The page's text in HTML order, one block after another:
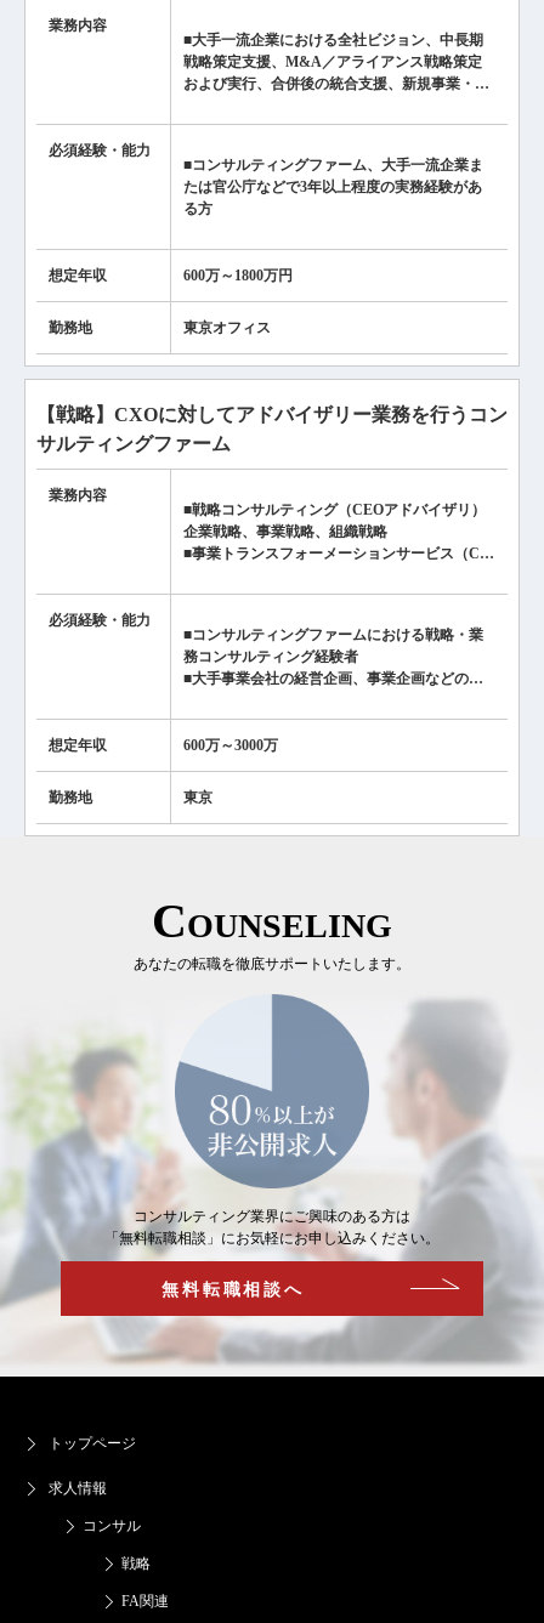
業務内容
■大手一流企業における全社ビジョン、中長期
戦略策定支援、M&A／アライアンス戦略策定
および実行、合併後の統合支援、新規事業・…
必須経験・ 能力
■コンサルティングファーム、大手一流企業ま
たは官公庁などで3年以上程度の実務経験があ
る方
想定年収 600万～1800万円
勤務地 東京オフィス
【戦略】CXOに対してアドバイザリー業務を行うコン
サルティングファーム
業務内容
■戦略コンサルティング（CEOアドバイザリ）
企業戦略、事業戦略、組織戦略
■事業トランスフォーメーションサービス（C…
必須経験・ 能力
■コンサルティングファームにおける戦略・業
務コンサルティング経験者
■大手事業会社の経営企画、事業企画などの…
想定年収 600万～3000万
勤務地 東京
Counseling
あなたの転職を徹底サポートいたします。
コンサルティング業界にご興味のある方は
「無料転職相談」にお気軽にお申し込みください。
無料転職相談へ
トップページ
求人情報
コンサル
戦略
FA関連